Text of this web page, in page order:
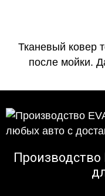
Тканевый ковер
после мойки.